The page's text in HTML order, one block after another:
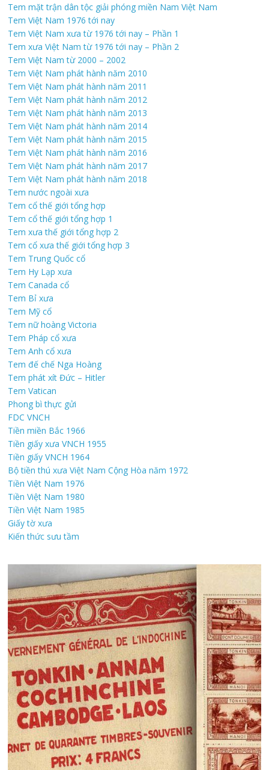
Tem mặt trận dân tộc giải phóng miền Nam Việt Nam
Tem Việt Nam 1976 tới nay
Tem Việt Nam xưa từ 1976 tới nay – Phần 1
Tem xưa Việt Nam từ 1976 tới nay – Phần 2
Tem Việt Nam từ 2000 – 2002
Tem Việt Nam phát hành năm 2010
Tem Việt Nam phát hành năm 2011
Tem Việt Nam phát hành năm 2012
Tem Việt Nam phát hành năm 2013
Tem Việt Nam phát hành năm 2014
Tem Việt Nam phát hành năm 2015
Tem Việt Nam phát hành năm 2016
Tem Việt Nam phát hành năm 2017
Tem Việt Nam phát hành năm 2018
Tem nước ngoài xưa
Tem cổ thế giới tổng hợp
Tem cổ thế giới tổng hợp 1
Tem xưa thế giới tổng hợp 2
Tem cổ xưa thế giới tổng hợp 3
Tem Trung Quốc cổ
Tem Hy Lạp xưa
Tem Canada cổ
Tem Bỉ xưa
Tem Mỹ cổ
Tem nữ hoàng Victoria
Tem Pháp cổ xưa
Tem Anh cổ xưa
Tem đế chế Nga Hoàng
Tem phát xít Đức – Hitler
Tem Vatican
Phong bì thực gửi
FDC VNCH
Tiền miền Bắc 1966
Tiền giấy xưa VNCH 1955
Tiền giấy VNCH 1964
Bộ tiền thú xưa Việt Nam Cộng Hòa năm 1972
Tiền Việt Nam 1976
Tiền Việt Nam 1980
Tiền Việt Nam 1985
Giấy tờ xưa
Kiến thức sưu tầm